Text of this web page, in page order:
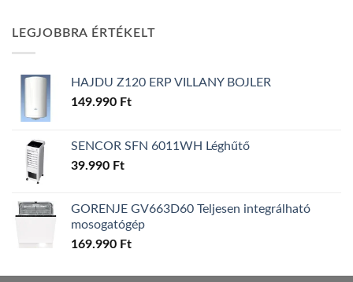
157.990 Ft.
LEGJOBBRA ÉRTÉKELT
HAJDU Z120 ERP VILLANY BOJLER
149.990 Ft
SENCOR SFN 6011WH Léghűtő
39.990 Ft
GORENJE GV663D60 Teljesen integrálható
mosogatógép
169.990 Ft